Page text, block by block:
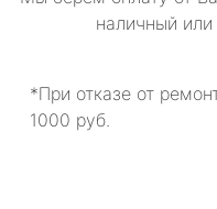
наличный
*При отказе от
1000 руб.